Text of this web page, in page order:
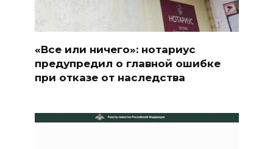
«Все или ничего»: нотариус
предупредил о главной ошибке
при отказе от наследства